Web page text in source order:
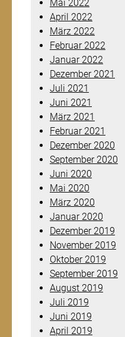
Mai 2022
April 2022
März 2022
Februar 2022
Januar 2022
Dezember 2021
Juli 2021
Juni 2021
März 2021
Februar 2021
Dezember 2020
September 2020
Juni 2020
Mai 2020
März 2020
Januar 2020
Dezember 2019
November 2019
Oktober 2019
September 2019
August 2019
Juli 2019
Juni 2019
April 2019